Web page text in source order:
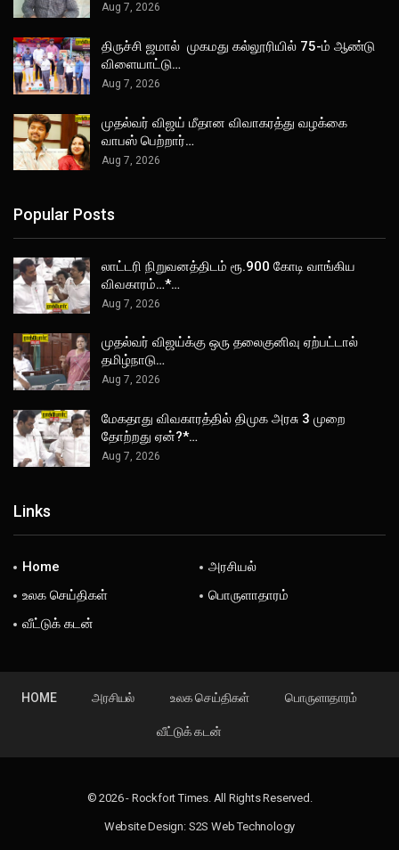
Aug 7, 2026
திருச்சி ஜமால் முகமது கல்லூரியில் 75-ம் ஆண்டு
விளையாட்டு…
Aug 7, 2026
முதல்வர் விஜய் மீதான விவாகரத்து வழக்கை
வாபஸ் பெற்றார்…
Aug 7, 2026
Popular Posts
லாட்டரி நிறுவனத்திடம் ரூ.900 கோடி வாங்கிய
விவகாரம்…*…
Aug 7, 2026
முதல்வர் விஜய்க்கு ஒரு தலைகுனிவு ஏற்பட்டால்
தமிழ்நாடு…
Aug 7, 2026
மேகதாது விவகாரத்தில் திமுக அரசு 3 முறை
தோற்றது ஏன்?*…
Aug 7, 2026
Links
Home
அரசியல்
உலக செய்திகள்
பொருளாதாரம்
வீட்டுக் கடன்
HOME அரசியல் உலக செய்திகள் பொருளாதாரம்
வீட்டுக் கடன்
© 2026 - Rockfort Times. All Rights Reserved.
Website Design: S2S Web Technology